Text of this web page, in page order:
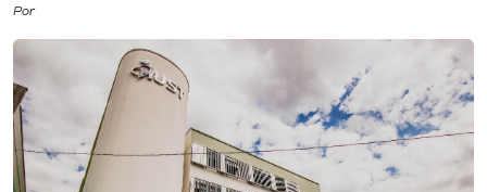
Cultura
CPA
Biblioteca
Por